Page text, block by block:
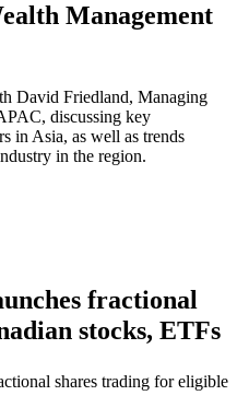
Management
David Friedland, Managing
discussing key
in Asia, as well as trends
in the region.
fractional
stocks, ETFs
shares trading for eligible